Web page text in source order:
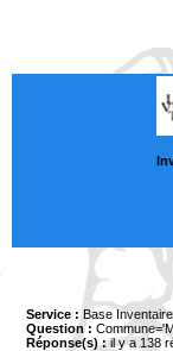
Service : Base Inventaire
Question :
Réponse(s) :il y a 138